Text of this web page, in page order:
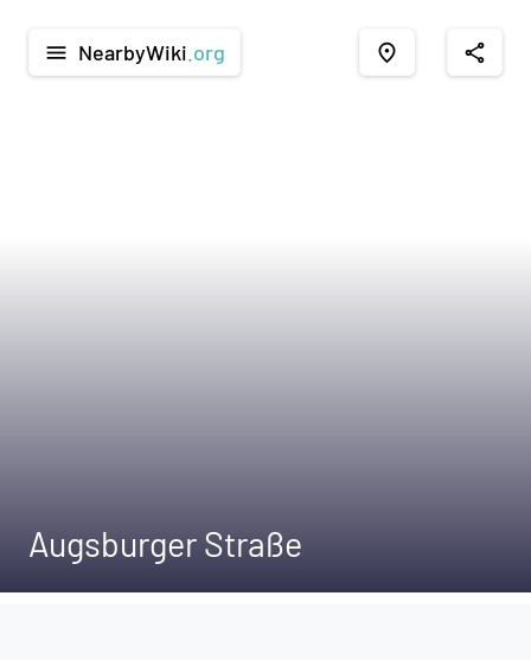
menu NearbyWiki .org place share
Augsburger Straße